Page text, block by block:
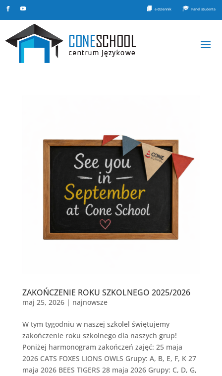
e-Dziennik Panel studenta
ZAKOŃCZENIE ROKU SZKOLNEGO 2025/2026
maj 25, 2026| najnowsze
W tym tygodniu w naszej szkolel świętujemy
zakończenie roku szkolnego dla naszych grup!
Poniżej harmonogram zakończeń zajęć: 25 maja
2026 CATS FOXES LIONS OWLS Grupy: A, B, E, F, K 27
maja 2026 BEES TIGERS 28 maja 2026 Grupy: C, D, G,